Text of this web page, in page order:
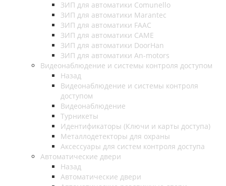
ЗИП для автоматики Comunello
ЗИП для автоматики Marantec
ЗИП для автоматики FAAC
ЗИП для автоматики CAME
ЗИП для автоматики DoorHan
ЗИП для автоматики An-motors
Видеонаблюдение и системы контроля доступом
Назад
Видеонаблюдение и системы контроля
доступом
Видеонаблюдение
Турникеты
Идентификаторы (Ключи и карты доступа)
Металлодетекторы для охраны
Аксессуары для систем контроля доступа
Автоматические двери
Назад
Автоматические двери